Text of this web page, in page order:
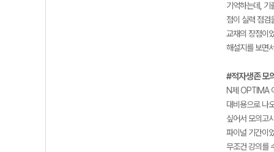
기억하는데, 기
점이 실력 점검
교재의 장점이
해설지를 보면
#적자생존 모
N제 OPTIMA
대비용으로 나
싶어서 모의고
파이널 기간이
무조건 강의를